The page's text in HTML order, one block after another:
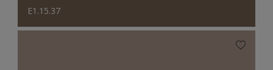
E1.15.37